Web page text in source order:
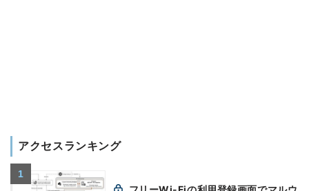
アクセスランキング